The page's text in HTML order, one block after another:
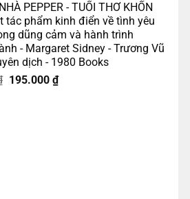
là:
175.000 ₫.
tại
là:
158.000 ₫.
PEPPER - TUỔI THƠ KHỐN
tác phẩm kinh điển về tình yêu
dũng cảm và hành trình
- Margaret Sidney - Trương Vũ
dịch - 1980 Books
Giá
195.000 ₫Giá